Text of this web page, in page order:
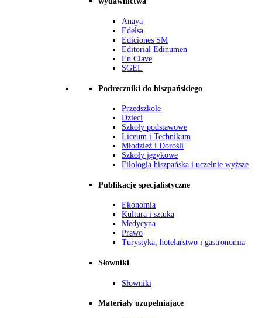
Anaya
Edelsa
Ediciones SM
Editorial Edinumen
En Clave
SGEL
Podreczniki do hiszpańskiego
Przedszkole
Dzieci
Szkoły podstawowe
Liceum i Technikum
Młodzież i Dorośli
Szkoły językowe
Filologia hiszpańska i uczelnie wyższe
Publikacje specjalistyczne
Ekonomia
Kultura i sztuka
Medycyna
Prawo
Turystyka, hotelarstwo i gastronomia
Słowniki
Słowniki
Materiały uzupełniające